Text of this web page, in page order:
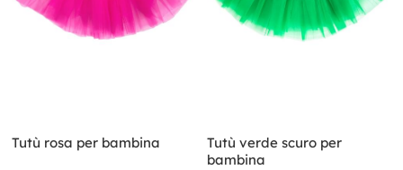
Tutù rosa per bambina
Tutù verde scuro per
bambina